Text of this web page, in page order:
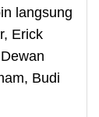
langsung
Erick
Budi